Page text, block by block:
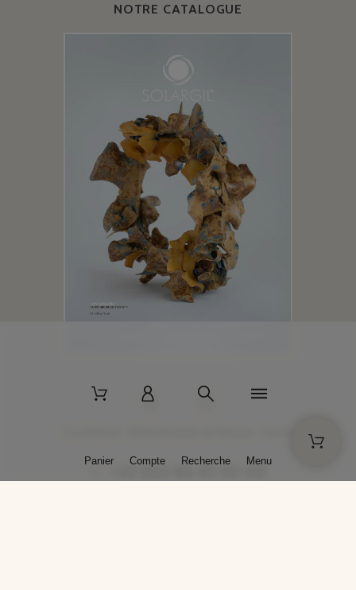
NOTRE CATALOGUE
+33 (0)3 86 45 50 00
Panier Compte Recherche Menu